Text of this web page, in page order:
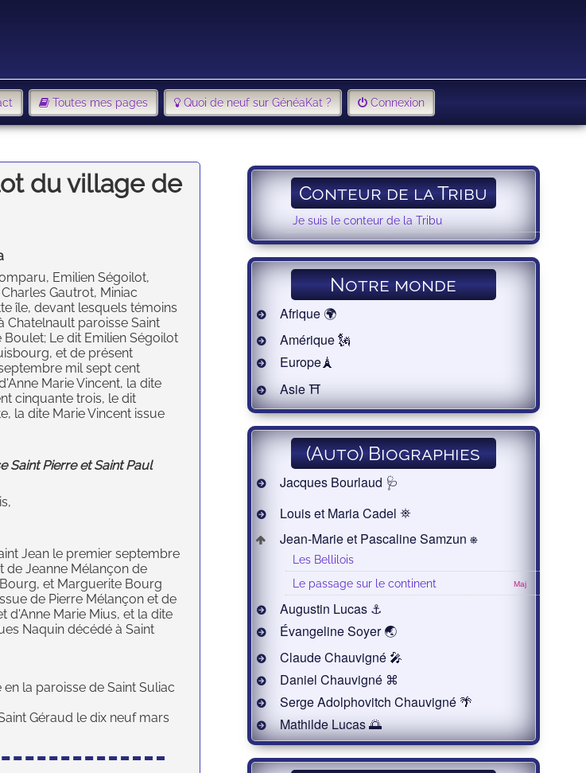
Toutes mes pages Quoi de neuf sur GénéaKat ? Connexion
du village de
Emilien Ségoilot,
Gautrot, Miniac
île, devant lesquels témoins
Chatelnault paroisse Saint
Le dit Emilien Ségoilot
et de présent
mil sept cent
Marie Vincent, la dite
cinquante trois, le dit
la dite Marie Vincent issue
Saint Pierre et Saint Paul
Jean le premier septembre
de Jeanne Mélançon de
et Marguerite Bourg
de Pierre Mélançon et de
d'Anne Marie Mius, et la dite
Naquin décédé à Saint
la paroisse de Saint Suliac
Géraud le dix neuf mars
Conteur de la Tribu
Je suis le conteur de la Tribu
Notre monde
Afrique 🌍
Amérique 🗽
Europe🗼
Asie ⛩
(Auto) Biographies
Jacques Bourlaud 🩺
Louis et Maria Cadel ⛯
Jean-Marie et Pascaline Samzun ⎈
Les Bellilois
Maj
Le passage sur le continent
Augustin Lucas ⚓
Évangeline Soyer 🌏
Claude Chauvigné 🎤
Daniel Chauvigné ⌘
Serge Adolphovitch Chauvigné 🌴
Mathilde Lucas 🌅